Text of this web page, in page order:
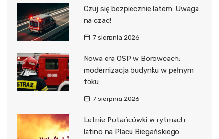
Czuj się bezpiecznie latem: Uwaga
na czad!
7 sierpnia 2026
Nowa era OSP w Borowcach:
modernizacja budynku w pełnym
toku
7 sierpnia 2026
Letnie Potańcówki w rytmach
latino na Placu Biegańskiego